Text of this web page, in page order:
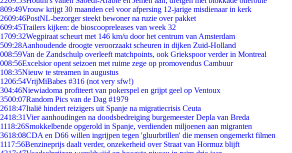
809:49Vrouw krijgt 30 maanden cel voor afpersing 12-jarige misdienaar in kerk
2609:46PostNL-bezorger steekt bewoner na ruzie over pakket
609:45Trailers kijken: de bioscoopreleases van week 32
1709:32Wegpiraat scheurt met 146 km/u door het centrum van Amsterdam
509:28Aanhoudende droogte veroorzaakt scheuren in dijken Zuid-Holland
008:59Van de Zandschulp overleeft matchpoints, ook Griekspoor verder in Montreal
008:56Excelsior opent seizoen met ruime zege op promovendus Cambuur
108:35Nieuw te streamen in augustus
1206:54VrijMiBabes #316 (not very sfw!)
304:46Niewiadoma profiteert van pokerspel en grijpt geel op Ventoux
3500:07Random Pics van de Dag #1979
2618:47Italië hindert reizigers uit Spanje na migratiecrisis Ceuta
2418:31Vier aanhoudingen na doodsbedreiging burgemeester Depla van Breda
1118:26Smokkelbende opgerold in Spanje, verdienden miljoenen aan migranten
3618:08CDA en D66 willen ingrijpen tegen 'gluurbrillen' die mensen ongemerkt filmen
1117:56Benzineprijs daalt verder, onzekerheid over Straat van Hormuz blijft